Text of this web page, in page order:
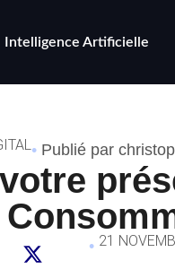
Intelligence Artificielle
• Publié par
• 21